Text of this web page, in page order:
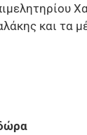
και τα
Ο